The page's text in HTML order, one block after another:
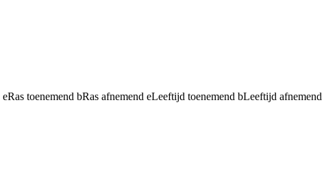
eRas toenemend bRas afnemend eLeeftijd toenemend bLeeftijd afnemend